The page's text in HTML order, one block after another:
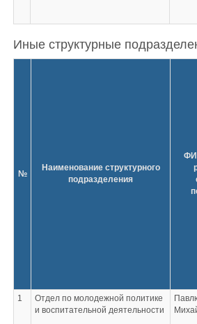
Иные структурные
№
Наименование структурного
подразделения
1
Отдел по молодежной политике
и воспитательной деятельности